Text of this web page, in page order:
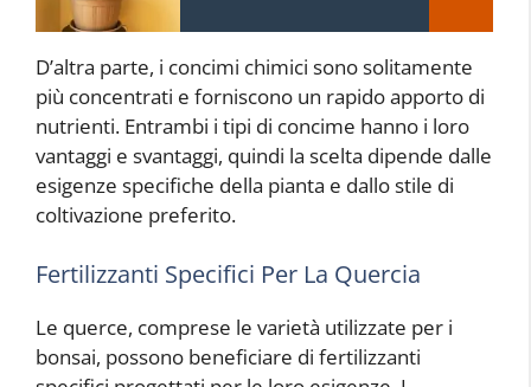
D’altra parte, i concimi chimici sono solitamente
più concentrati e forniscono un rapido apporto di
nutrienti. Entrambi i tipi di concime hanno i loro
vantaggi e svantaggi, quindi la scelta dipende dalle
esigenze specifiche della pianta e dallo stile di
coltivazione preferito.
Fertilizzanti Specifici Per La Quercia
Le querce, comprese le varietà utilizzate per i
bonsai, possono beneficiare di fertilizzanti